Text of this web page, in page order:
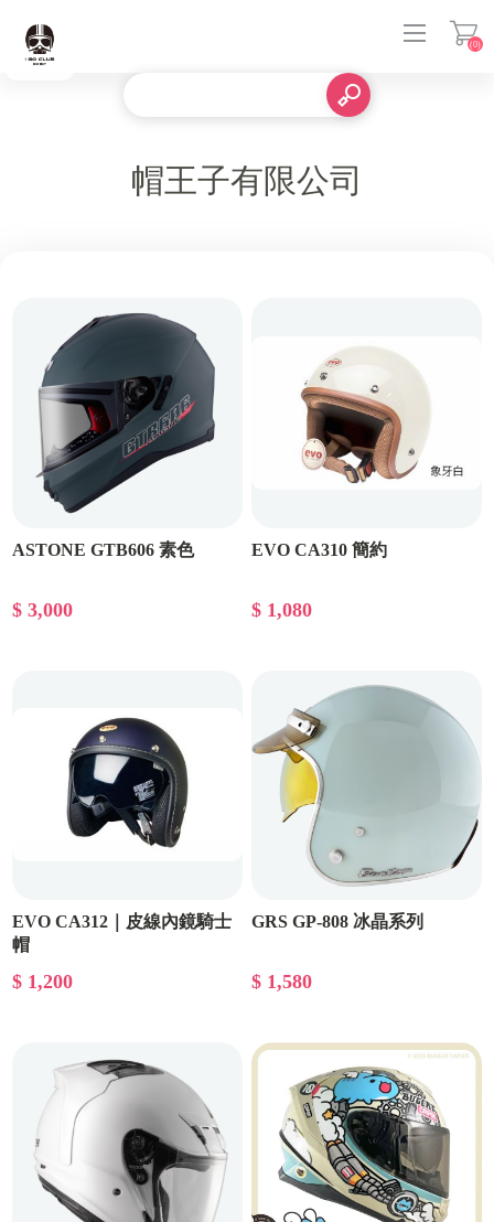
(0)
帽王子有限公司
ASTONE GTB606 素色
$ 3,000
EVO CA310 簡約
$ 1,080
EVO CA312｜皮線內鏡騎士
帽
$ 1,200
GRS GP-808 冰晶系列
$ 1,580